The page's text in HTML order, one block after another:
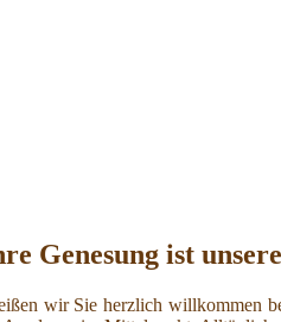
Genesung ist
wir Sie herzlich willkommen